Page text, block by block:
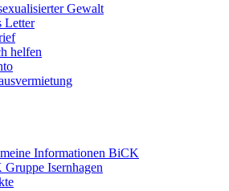
Gewalt
Letter
helfen
Informationen BiCK
Isernhagen